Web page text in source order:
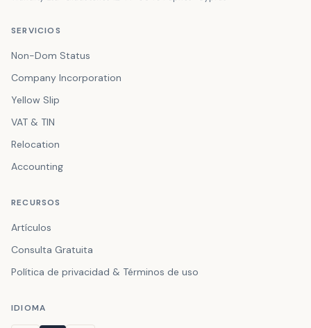
SERVICIOS
Non-Dom Status
Company Incorporation
Yellow Slip
VAT & TIN
Relocation
Accounting
RECURSOS
Artículos
Consulta Gratuita
Política de privacidad & Términos de uso
IDIOMA